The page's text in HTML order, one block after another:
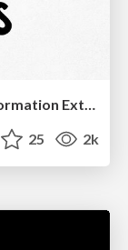
25 2k